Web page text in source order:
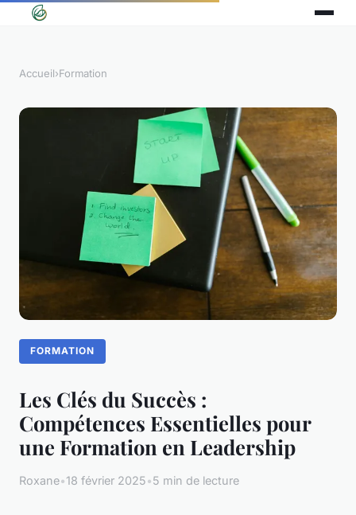
Accueil›Formation
FORMATION
Les Clés du Succès :
Compétences Essentielles pour
une Formation en Leadership
Roxane•18 février 2025•5 min de lecture